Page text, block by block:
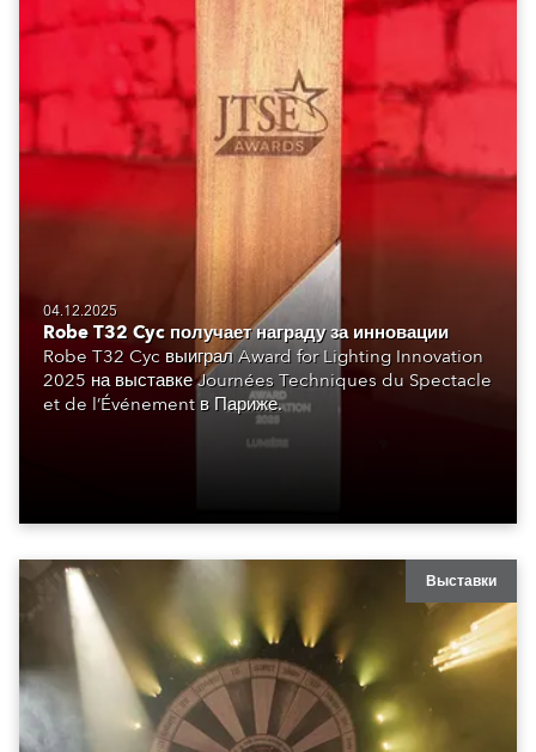
04.12.2025
Robe T32 Cyc получает награду за инновации
Robe T32 Cyc выиграл Award for Lighting Innovation
2025 на выставке Journées Techniques du Spectacle
et de l’Événement в Париже.
Выставки